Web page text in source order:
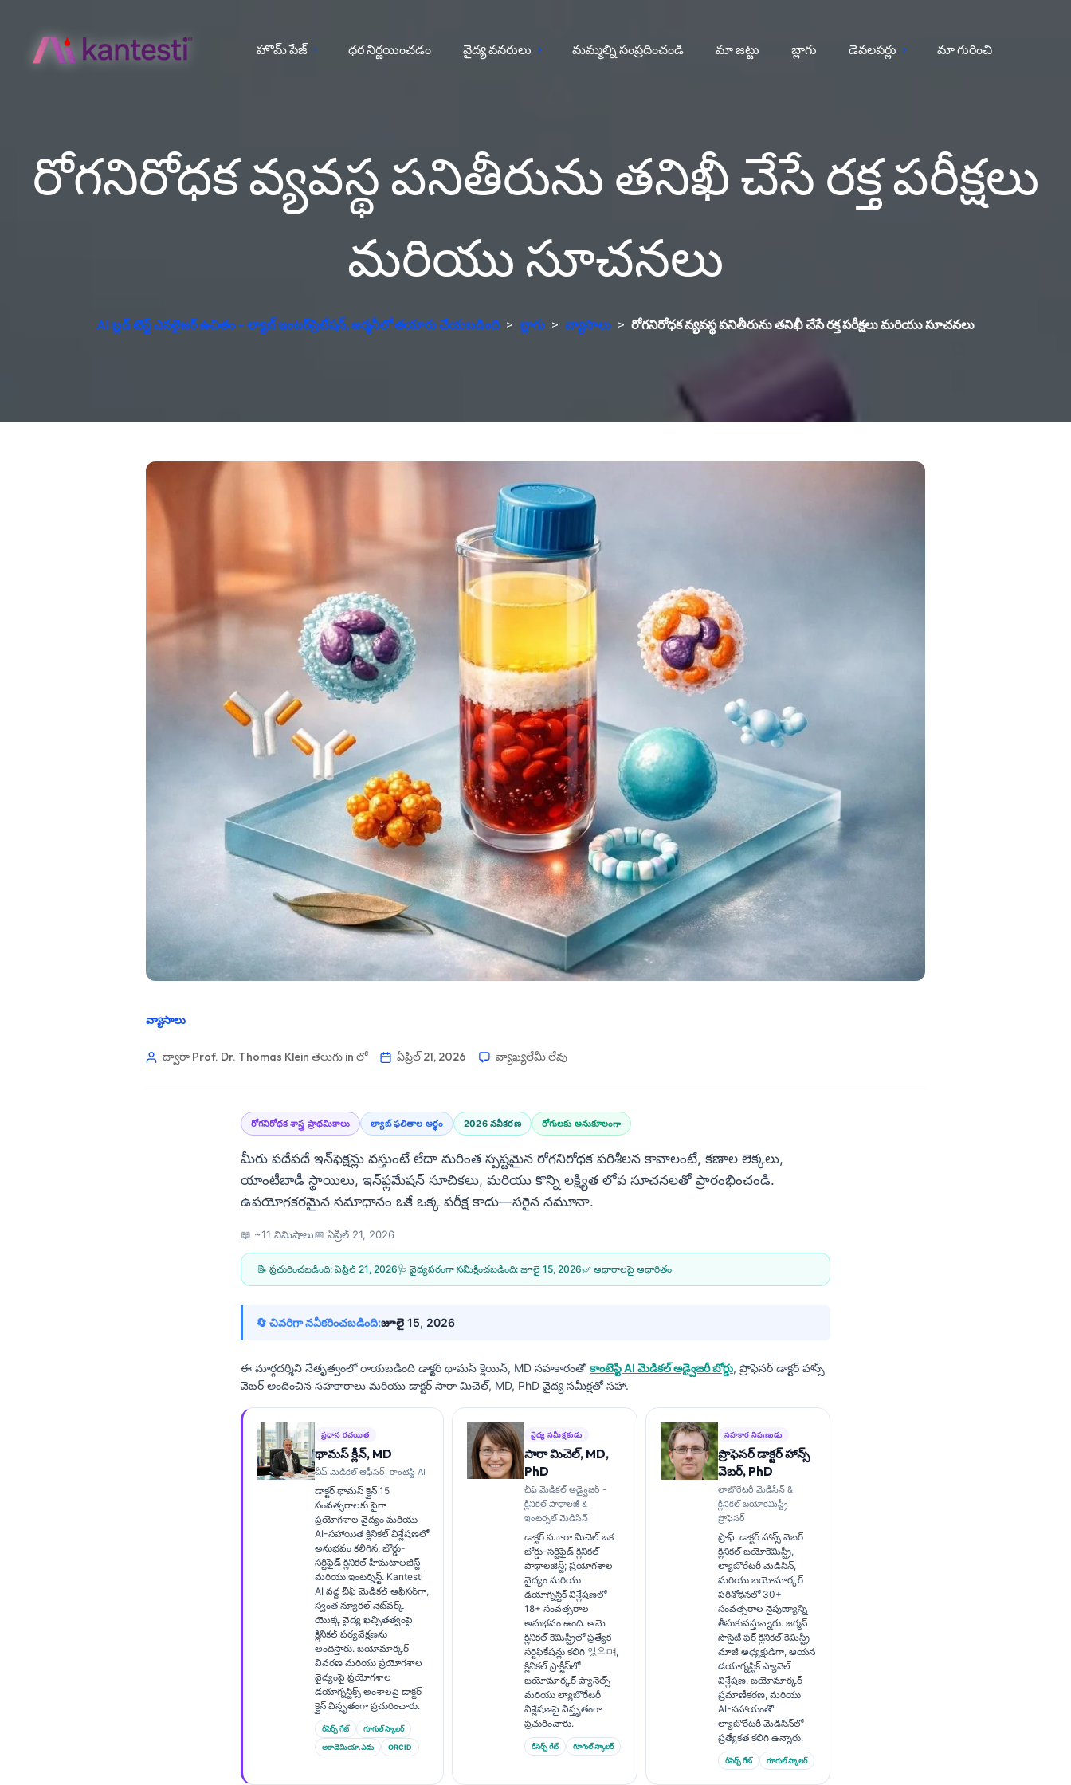
హొమ్ పేజ్ ధర నిర్ణయించడం వైద్య వనరులు మమ్మల్ని సంప్రదించండి మా జట్టు బ్లాగు డెవలపర్లు మా గురించి
రోగనిరోధక వ్యవస్థ పనితీరును తనిఖీ చేసే రక్త పరీక్షలు
మరియు సూచనలు
AI బ్లడ్ టెస్ట్ ఎనలైజర్ ఉచితం – ల్యాబ్ ఇంటర్‌ప్రెటేషన్, జర్మనీలో తయారు చేయబడింది > బ్లాగు > వ్యాసాలు > రోగనిరోధక వ్యవస్థ పనితీరును తనిఖీ చేసే రక్త పరీక్షలు మరియు సూచనలు
వ్యాసాలు
ద్వారా Prof. Dr. Thomas Klein తెలుగు in లో ఏప్రిల్ 21, 2026 వ్యాఖ్యలేమీ లేవు
రోగనిరోధక శాస్త్ర ప్రాథమికాలు ల్యాబ్ ఫలితాల అర్థం 2026 నవీకరణ రోగులకు అనుకూలంగా
మీరు పదేపదే ఇన్‌ఫెక్షన్లు వస్తుంటే లేదా మరింత స్పష్టమైన రోగనిరోధక పరిశీలన కావాలంటే, కణాల లెక్కలు,
యాంటీబాడీ స్థాయిలు, ఇన్‌ఫ్లమేషన్ సూచికలు, మరియు కొన్ని లక్ష్యిత లోప సూచనలతో ప్రారంభించండి.
ఉపయోగకరమైన సమాధానం ఒకే ఒక్క పరీక్ష కాదు—సరైన నమూనా.
📖 ~11 నిమిషాలు📅 ఏప్రిల్ 21, 2026
📝 ప్రచురించబడింది: ఏప్రిల్ 21, 2026🩺 వైద్యపరంగా సమీక్షించబడింది: జూలై 15, 2026✅ ఆధారాలపై ఆధారితం
🔄 చివరిగా నవీకరించబడింది:జూలై 15, 2026
ఈ మార్గదర్శిని నేతృత్వంలో రాయబడింది డాక్టర్ థామస్ క్లెయిన్, MD సహకారంతోకాంటెస్టి AI మెడికల్ అడ్వైజరీ బోర్డు, ప్రొఫెసర్ డాక్టర్ హాన్స్
వెబర్ అందించిన సహకారాలు మరియు డాక్టర్ సారా మిచెల్, MD, PhD వైద్య సమీక్షతో సహా.
ప్రధాన రచయిత
థామస్ క్లీన్, MD
చీఫ్ మెడికల్ ఆఫీసర్, కాంటెస్టి AI
డాక్టర్ థామస్ క్లైన్ 15
సంవత్సరాలకు పైగా
ప్రయోగశాల వైద్యం మరియు
AI-సహాయిత క్లినికల్ విశ్లేషణలో
అనుభవం కలిగిన, బోర్డు-
సర్టిఫైడ్ క్లినికల్ హీమటాలజిస్ట్
మరియు ఇంటర్నిస్ట్. Kantesti
AI వద్ద చీఫ్ మెడికల్ ఆఫీసర్‌గా,
స్వంత న్యూరల్ నెట్‌వర్క్
యొక్క వైద్య ఖచ్చితత్వంపై
క్లినికల్ పర్యవేక్షణను
అందిస్తారు. బయోమార్కర్
వివరణ మరియు ప్రయోగశాల
వైద్యంపై ప్రయోగశాల
డయాగ్నస్టిక్స్ అంశాలపై డాక్టర్
క్లైన్ విస్తృతంగా ప్రచురించారు.
రీసెర్చ్ గేట్ గూగుల్ స్కాలర్
అకాడెమియా.ఎడు ORCID
వైద్య సమీక్షకుడు
సారా మిచెల్, MD,
PhD
చీఫ్ మెడికల్ అడ్వైజర్ -
క్లినికల్ పాథాలజీ &
ఇంటర్నల్ మెడిసిన్
డాక్టర్ స.ారా మిచెల్ ఒక
బోర్డు-సర్టిఫైడ్ క్లినికల్
పాథాలజిస్ట్; ప్రయోగశాల
వైద్యం మరియు
డయాగ్నస్టిక్ విశ్లేషణలో
18+ సంవత్సరాల
అనుభవం ఉంది. ఆమె
క్లినికల్ కెమిస్ట్రీలో ప్రత్యేక
సర్టిఫికేషన్లు కలిగి 있으며,
క్లినికల్ ప్రాక్టీస్‌లో
బయోమార్కర్ ప్యానెల్స్
మరియు ల్యాబొరేటరీ
విశ్లేషణపై విస్తృతంగా
ప్రచురించారు.
రీసెర్చ్ గేట్ గూగుల్ స్కాలర్
సహకార నిపుణుడు
ప్రొఫెసర్ డాక్టర్ హాన్స్
వెబర్, PhD
లాబొరేటరీ మెడిసిన్ &
క్లినికల్ బయోకెమిస్ట్రీ
ప్రొఫెసర్
ప్రొఫ్. డాక్టర్ హాన్స్ వెబర్
క్లినికల్ బయోకెమిస్ట్రీ,
ల్యాబొరేటరీ మెడిసిన్,
మరియు బయోమార్కర్
పరిశోధనలో 30+
సంవత్సరాల నైపుణ్యాన్ని
తీసుకువస్తున్నారు. జర్మన్
సొసైటీ ఫర్ క్లినికల్ కెమిస్ట్రీ
మాజీ అధ్యక్షుడిగా, ఆయన
డయాగ్నస్టిక్ ప్యానెల్
విశ్లేషణ, బయోమార్కర్
ప్రమాణీకరణ, మరియు
AI-సహాయంతో
ల్యాబొరేటరీ మెడిసిన్‌లో
ప్రత్యేకత కలిగి ఉన్నారు.
రీసెర్చ్ గేట్ గూగుల్ స్కాలర్